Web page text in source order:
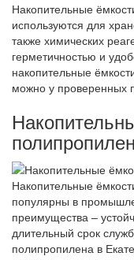
Накопительные
используются для
также химических
герметичностью и
накопительные
можно у проверенных
Накопительные
популярны в
преимущества –
длительный срок
полипропилена в